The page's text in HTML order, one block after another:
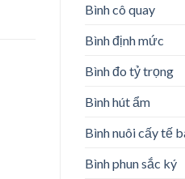
Bình cô quay
Bình định mức
Bình đo tỷ trọng
Bình hút ẩm
Bình nuôi cấy tế
Bình phun sắc ký